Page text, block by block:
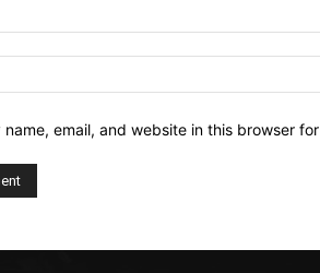
name, email, and website in this browser